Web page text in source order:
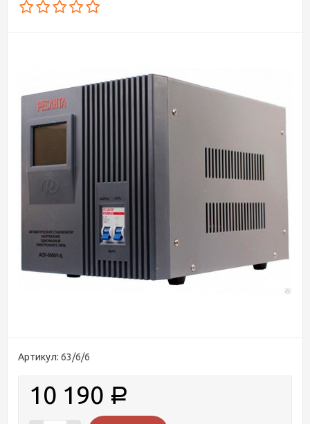
Артикул: 63/6/6
10 190 Р